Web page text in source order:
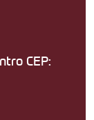
CEP: